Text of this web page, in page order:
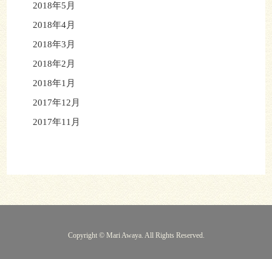
2018年5月
2018年4月
2018年3月
2018年2月
2018年1月
2017年12月
2017年11月
Copyright © Mari Awaya. All Rights Reserved.